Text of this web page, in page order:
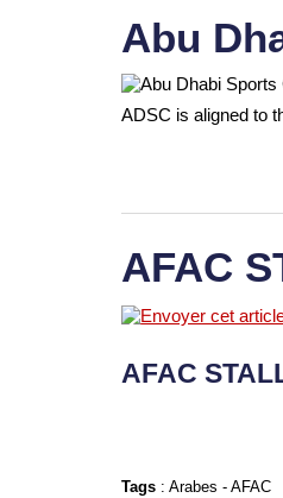
Abu
ADSC is aligned to
AFAC
AFAC
Tags :Arabes -AFAC